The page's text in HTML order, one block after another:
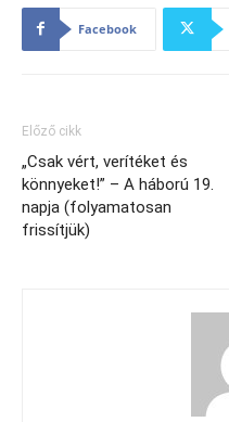
Facebook
Előző cikk
„Csak vért, verítéket és
könnyeket!” – A háború 19.
napja (folyamatosan
frissítjük)